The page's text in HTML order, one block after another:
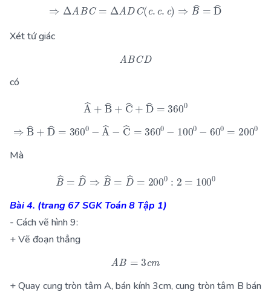
⇒ΔABC =ΔADC(c.c.c)⇒ B^ = D^
Xét tứ giác
AB CD
có
A^+B^+C^+D^=360
⇒B^+D^= 360 0−A^−C ^=3600 −100 0− 60 0=200
Mà
B^ =D^ ⇒ B^= D^= 200 0 2 =100
Bài 4. (trang 67 SGK Toán 8 Tập 1)
- Cách vẽ hình 9:
+ Vẽ đoạn thẳng
AB 3cm
+ Quay cung tròn tâm A, bán kính 3cm, cung tròn tâm B bán